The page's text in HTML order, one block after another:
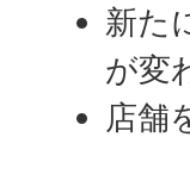
新た
が変
店舗